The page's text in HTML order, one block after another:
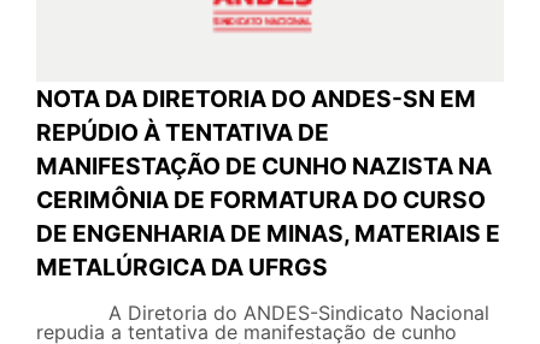
NOTA DA DIRETORIA DO ANDES-SN EM
REPÚDIO À TENTATIVA DE
MANIFESTAÇÃO DE CUNHO NAZISTA NA
CERIMÔNIA DE FORMATURA DO CURSO
DE ENGENHARIA DE MINAS, MATERIAIS E
METALÚRGICA DA UFRGS
A Diretoria do ANDES-Sindicato Nacional
repudia a tentativa de manifestação de cunho